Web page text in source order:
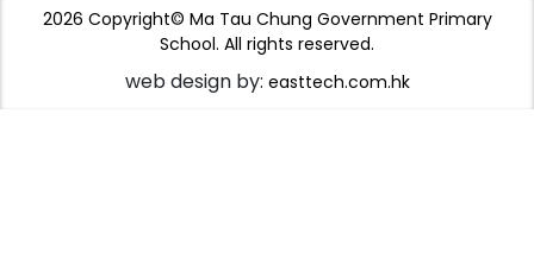
2026 Copyright© Ma Tau Chung Government Primary
School. All rights reserved.
web design by: easttech.com.hk